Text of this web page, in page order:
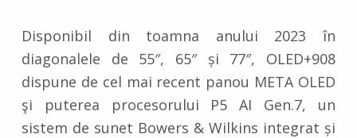
Disponibil din toamna anului 2023 în
diagonalele de 55″, 65″ și 77″, OLED+908
dispune de cel mai recent panou META OLED
şi puterea procesorului P5 AI Gen.7, un
sistem de sunet Bowers & Wilkins integrat și